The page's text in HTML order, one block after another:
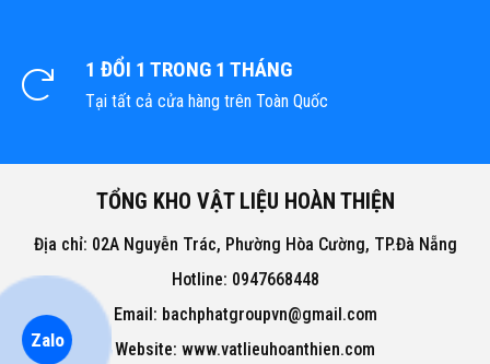
1 ĐỔI 1 TRONG 1 THÁNG
Tại tất cả cửa hàng trên Toàn Quốc
TỔNG KHO VẬT LIỆU HOÀN THIỆN
Địa chỉ: 02A Nguyễn Trác, Phường Hòa Cường, TP.Đà Nẵng
Hotline: 0947668448
Email: bachphatgroupvn@gmail.com
Website: www.vatlieuhoanthien.com
Zalo